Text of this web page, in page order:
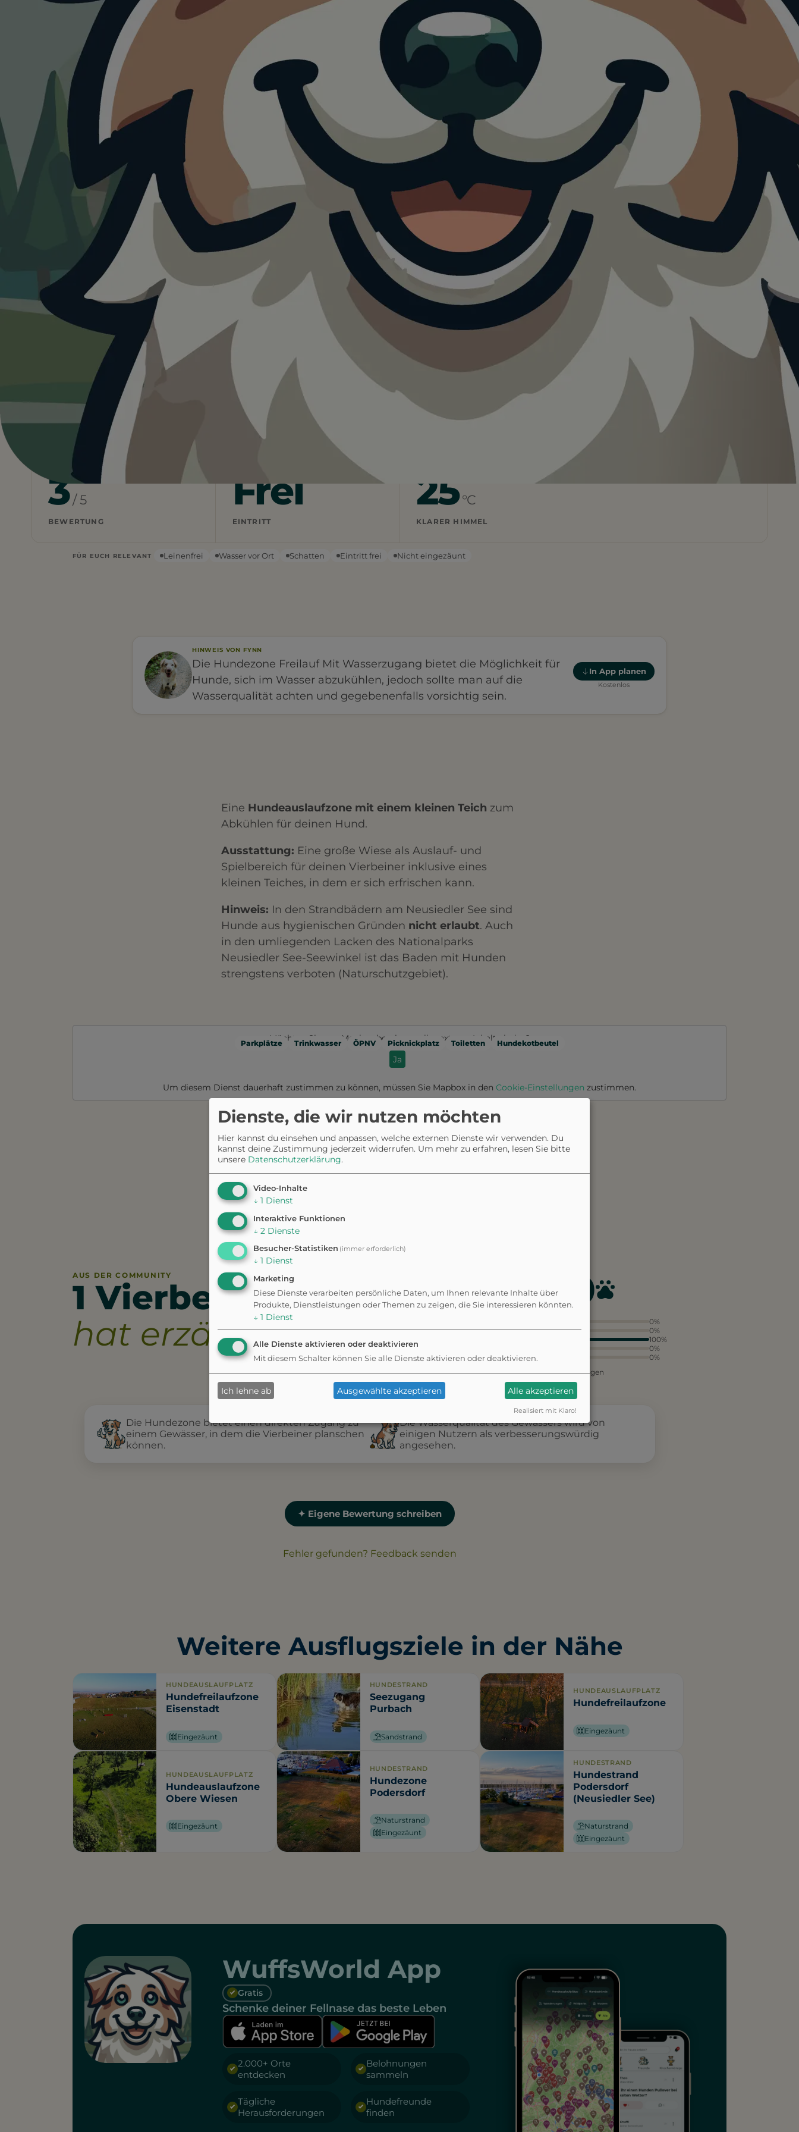
Visualisierung · KI
In App speichern
HUNDEAUSLAUF
Hundezone Freilauf
Mit Wasserzugang
Österreich Burgenland Neusiedler See Hundezone Freilauf Mit Wasserzugang
Heute istein guter Tag für Hundezone Freilauf Mit Wasserzugang.
25°C und sonnig. Schatten und Wasser sind vor Ort vorhanden. Gute Bedingungen.
Wetterdaten: OpenWeatherMap
3/ 5
BEWERTUNG
Frei
EINTRITT
25 °C
KLARER HIMMEL
FÜR EUCH RELEVANT Leinenfrei Wasser vor Ort Schatten Eintritt frei Nicht eingezäunt
HINWEIS VON FYNN
Die Hundezone Freilauf Mit Wasserzugang bietet die Möglichkeit für
Hunde, sich im Wasser abzukühlen, jedoch sollte man auf die
Wasserqualität achten und gegebenenfalls vorsichtig sein.
In App planen
Kostenlos
Eine Hundeauslaufzone mit einem kleinen Teich zum
Abkühlen für deinen Hund.
Ausstattung: Eine große Wiese als Auslauf- und
Spielbereich für deinen Vierbeiner inklusive eines
kleinen Teiches, in dem er sich erfrischen kann.
Hinweis: In den Strandbädern am Neusiedler See sind
Hunde aus hygienischen Gründen nicht erlaubt. Auch
in den umliegenden Lacken des Nationalparks
Neusiedler See-Seewinkel ist das Baden mit Hunden
strengstens verboten (Naturschutzgebiet).
Parkplätze Trinkwasser ÖPNV Picknickplatz Toiletten Hundekotbeutel
Möchten Sie von Mapbox bereitgestellte externe Inhalte laden?
Ja
Um diesem Dienst dauerhaft zustimmen zu können, müssen Sie Mapbox in den Cookie-Einstellungen zustimmen.
7100, Neusiedl am See, Austria
AUS DER COMMUNITY
1 Vierbeiner
hat erzählt.
3.0
0%
4
0%
100%
0%
0%
aus 1 Bewertungen
Die Hundezone bietet einen direkten Zugang zu
einem Gewässer, in dem die Vierbeiner planschen
können.
Die Wasserqualität des Gewässers wird von
einigen Nutzern als verbesserungswürdig
angesehen.
✦ Eigene Bewertung schreiben
Fehler gefunden? Feedback senden
Weitere Ausflugsziele in der Nähe
HUNDEAUSLAUFPLATZ
Hundefreilaufzone
Eisenstadt
Eingezäunt
HUNDESTRAND
Seezugang
Purbach
Sandstrand
HUNDEAUSLAUFPLATZ
Hundefreilaufzone
Eingezäunt
HUNDEAUSLAUFPLATZ
Hundeauslaufzone
Obere Wiesen
Eingezäunt
HUNDESTRAND
Hundezone
Podersdorf
Naturstrand
Eingezäunt
HUNDESTRAND
Hundestrand
Podersdorf
(Neusiedler See)
Naturstrand
Eingezäunt
WuffsWorld App
Gratis
Schenke deiner Fellnase das beste Leben
2.000+ Orte
entdecken
Belohnungen
sammeln
Tägliche
Herausforderungen
Hundefreunde
finden
Dienste, die wir nutzen möchten
Hier kannst du einsehen und anpassen, welche externen Dienste wir verwenden. Du
kannst deine Zustimmung jederzeit widerrufen. Um mehr zu erfahren, lesen Sie bitte
unsere Datenschutzerklärung.
Video-Inhalte
↓ 1 Dienst
Interaktive Funktionen
↓ 2 Dienste
Besucher-Statistiken (immer erforderlich)
↓ 1 Dienst
Marketing
Diese Dienste verarbeiten persönliche Daten, um Ihnen relevante Inhalte über
Produkte, Dienstleistungen oder Themen zu zeigen, die Sie interessieren könnten.
↓ 1 Dienst
Alle Dienste aktivieren oder deaktivieren
Mit diesem Schalter können Sie alle Dienste aktivieren oder deaktivieren.
Ich lehne ab Ausgewählte akzeptieren Alle akzeptieren
Realisiert mit Klaro!